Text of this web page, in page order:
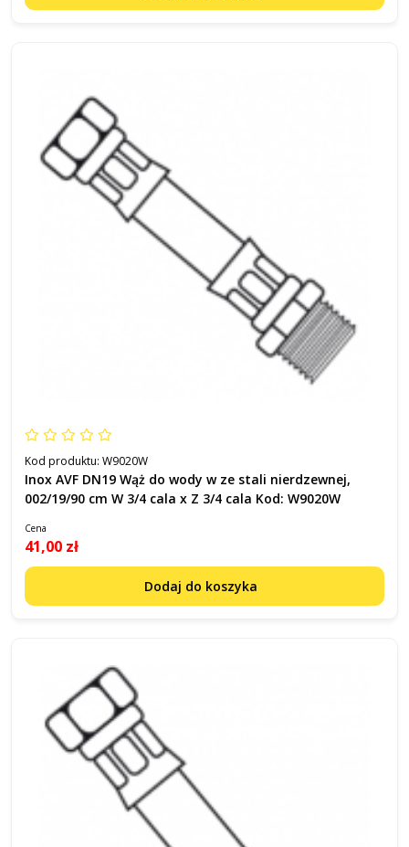
Kod produktu: W9020W
Inox AVF DN19 Wąż do wody w ze stali nierdzewnej,
002/19/90 cm W 3/4 cala x Z 3/4 cala Kod: W9020W
Cena
41,00 zł
Dodaj do koszyka